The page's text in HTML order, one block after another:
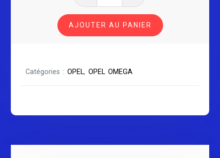
OPEL
OMEGA
-
AJOUTER AU PANIER
Catégories :OPEL,OPEL OMEGA